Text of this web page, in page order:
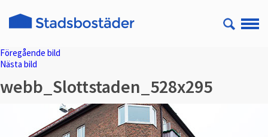
Föregående bild
Nästa bild
webb_Slottstaden_528x295